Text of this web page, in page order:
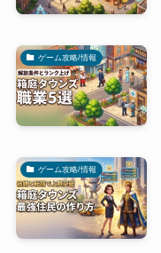
ゲーム攻略/情報
ゲーム攻略/情報